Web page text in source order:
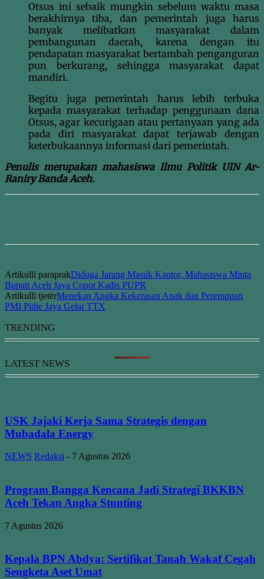
Otsus ini sebaik mungkin sebelum waktu masa
berakhirnya tiba, dan pemerintah juga harus
banyak melibatkan masyarakat dalam
pembangunan daerah, karena dengan itu
pendapatan masyarakat bertambah penganguran
pun berkurang, sehingga masyarakat dapat
mandiri.
Begitu juga pemerintah harus lebih terbuka
kepada masyarakat terhadap penggunaan dana
Otsus, agar kecurigaan atau pertanyaan yang ada
pada diri masyarakat dapat terjawab dengan
keterbukaannya informasi dari pemerintah.
Penulis merupakan mahasiswa Ilmu Politik UIN Ar-
Raniry Banda Aceh.
Artikulli paraprakDiduga Jarang Masuk Kantor, Mahasiswa Minta
Bupati Aceh Jaya Copot Kadis PUPR
Artikulli tjetërMenekan Angka Kekerasan Anak dan Perempuan
PMI Pidie Jaya Gelar TTX
TRENDING
LATEST NEWS
USK Jajaki Kerja Sama Strategis dengan
Mubadala Energy
NEWS Redaksi - 7 Agustus 2026
Program Bangga Kencana Jadi Strategi BKKBN
Aceh Tekan Angka Stunting
7 Agustus 2026
Kepala BPN Abdya: Sertifikat Tanah Wakaf Cegah
Sengketa Aset Umat